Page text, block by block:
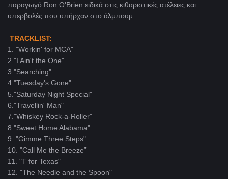
παραγωγό Ron O'Brien ειδικά στις κιθαριστικές ατέλειες και
υπερβολές που υπήρχαν στο άλμπουμ.
TRACKLIST:
1. "Workin' for MCA"
2."I Ain't the One"
3."Searching"
4."Tuesday's Gone"
5."Saturday Night Special"
6."Travellin' Man"
7."Whiskey Rock-a-Roller"
8."Sweet Home Alabama"
9. "Gimme Three Steps"
10. "Call Me the Breeze”
11. "T for Texas"
12. "The Needle and the Spoon"